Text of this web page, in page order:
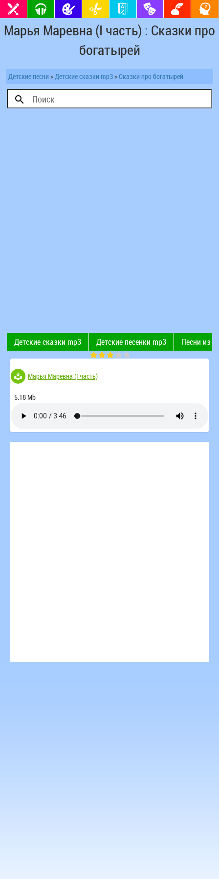
Марья Маревна (I часть) : Сказки про
богатырей
Детские песни > Детские сказки mp3>Сказки про богатырей
Детские сказки mp3 Детские песенки mp3
Песни из
Современные детские песни
Поют дети Рингтоны
(Голосов 52)
Марья Маревна (I часть)
5.18 Mb